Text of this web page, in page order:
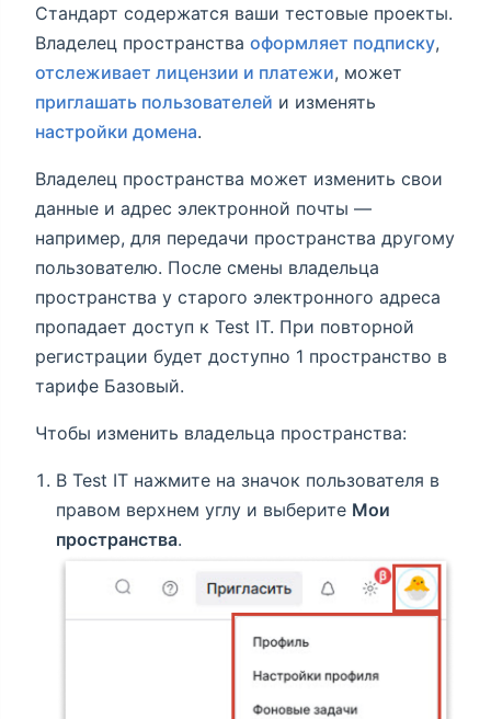
Стандарт содержатся ваши тестовые проекты.
Владелец пространства оформляет подписку,
отслеживает лицензии и платежи, может
приглашать пользователей и изменять
настройки домена.
Владелец пространства может изменить свои
данные и адрес электронной почты —
например, для передачи пространства другому
пользователю. После смены владельца
пространства у старого электронного адреса
пропадает доступ к Test IT. При повторной
регистрации будет доступно 1 пространство в
тарифе Базовый.
Чтобы изменить владельца пространства:
В Test IT нажмите на значок пользователя в
правом верхнем углу и выберите Мои
пространства.